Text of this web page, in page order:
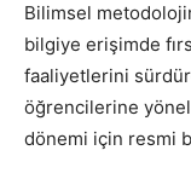
Bilimsel
bilgiye erişimde
faaliyetlerini
öğrencilerine
dönemi için resmi